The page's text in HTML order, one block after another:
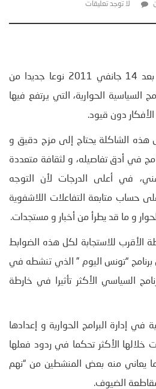
لا توجد تعليقات
اكتشف المشاهد التونسي بعد 14 جانفي 2011 نوعا جديدا من
السياسية الحوارية، التي يرتفع فيها
دون قيود.
هذه الشاكلة يحتاج إلى مزج دقيق و
في أدق تفاصيله، و لثقافة متعددة
في أعلى الدرجات لأن التوجه
حساب متابعة التفاعلات اللاشفوية
و ما قد يطرأ من أخبار و مستجدات.
الأقرب للاستجابة لكل هذه الضوابط
“تونس اليوم ” الذي تنشطه في
السياسي الأكثر تأثيرا في خارطة
في إدارة البرامج الحوارية و إعدادها
خلالها الأكثر تحكما في ردود فعلها
يعاني منه بعض المنشطين من “نهم
الضيوف.